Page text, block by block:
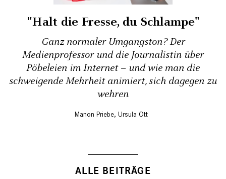
"Halt die Fresse, du Schlampe"
Ganz normaler Umgangston? Der
Medienprofessor ­und die Journalistin über
Pöbeleien im Internet – und wie man die
schweigende Mehrheit animiert, sich dagegen zu
wehren
Manon Priebe, Ursula Ott
ALLE BEITRÄGE